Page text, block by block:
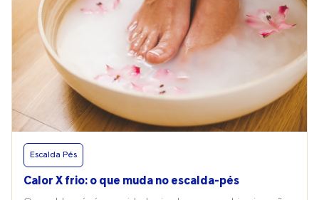
Escalda Pés
Calor X frio: o que muda no escalda-pés